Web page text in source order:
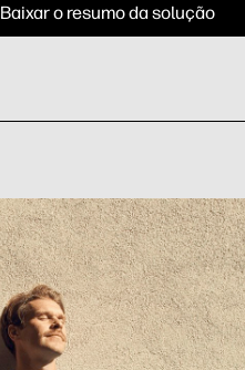
Baixar o resumo da solução